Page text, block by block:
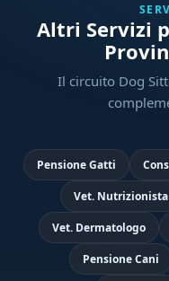
Altri Servizi
Il circuito Dog
Pensione Gatti
Vet. Nutrizionista
Vet. Dermatologo
Pensione Cani